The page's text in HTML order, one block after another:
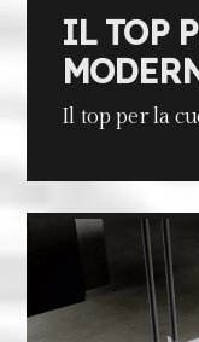
IL TOP
Il top per la